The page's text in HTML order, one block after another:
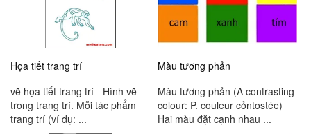
Họa tiết trang trí
vẽ họa tiết trang trí - Hình vẽ
trong trang trí. Mỗi tác phẩm
trang trí (ví dụ: ...
Màu tương phản
Màu tương phản (A contrasting
colour: P. couleur cỏntostée)
Hai màu đặt cạnh nhau ...